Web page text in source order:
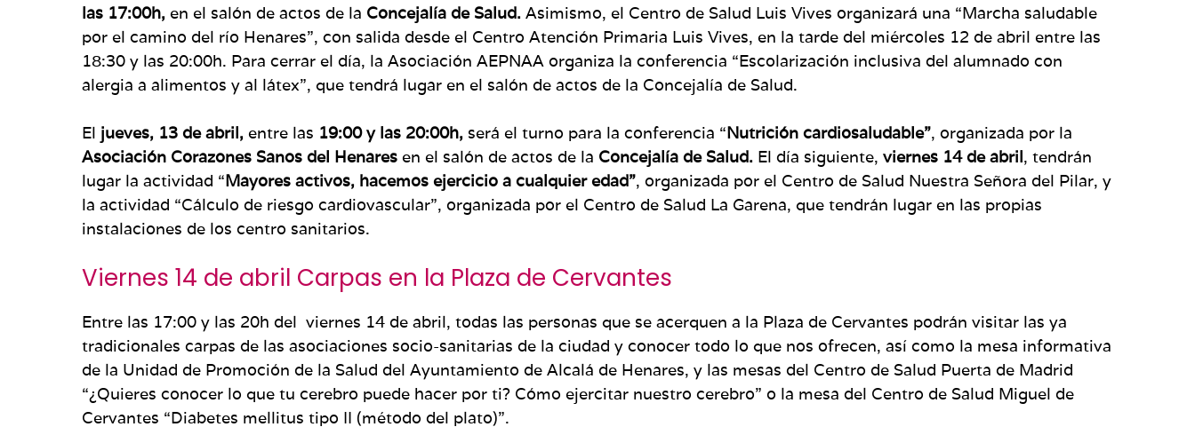
las 17:00h, en el salón de actos de la Concejalía de Salud. Asimismo, el Centro de Salud Luis Vives organizará una “Marcha saludable
por el camino del río Henares”, con salida desde el Centro Atención Primaria Luis Vives, en la tarde del miércoles 12 de abril entre las
18:30 y las 20:00h. Para cerrar el día, la Asociación AEPNAA organiza la conferencia “Escolarización inclusiva del alumnado con
alergia a alimentos y al látex”, que tendrá lugar en el salón de actos de la Concejalía de Salud.
El jueves, 13 de abril, entre las 19:00 y las 20:00h, será el turno para la conferencia “Nutrición cardiosaludable”, organizada por la
Asociación Corazones Sanos del Henares en el salón de actos de la Concejalía de Salud. El día siguiente, viernes 14 de abril, tendrán
lugar la actividad “Mayores activos, hacemos ejercicio a cualquier edad”, organizada por el Centro de Salud Nuestra Señora del Pilar, y
la actividad “Cálculo de riesgo cardiovascular”, organizada por el Centro de Salud La Garena, que tendrán lugar en las propias
instalaciones de los centro sanitarios.
Viernes 14 de abril Carpas en la Plaza de Cervantes
Entre las 17:00 y las 20h del viernes 14 de abril, todas las personas que se acerquen a la Plaza de Cervantes podrán visitar las ya
tradicionales carpas de las asociaciones socio-sanitarias de la ciudad y conocer todo lo que nos ofrecen, así como la mesa informativa
de la Unidad de Promoción de la Salud del Ayuntamiento de Alcalá de Henares, y las mesas del Centro de Salud Puerta de Madrid
“¿Quieres conocer lo que tu cerebro puede hacer por ti? Cómo ejercitar nuestro cerebro” o la mesa del Centro de Salud Miguel de
Cervantes “Diabetes mellitus tipo II (método del plato)”.